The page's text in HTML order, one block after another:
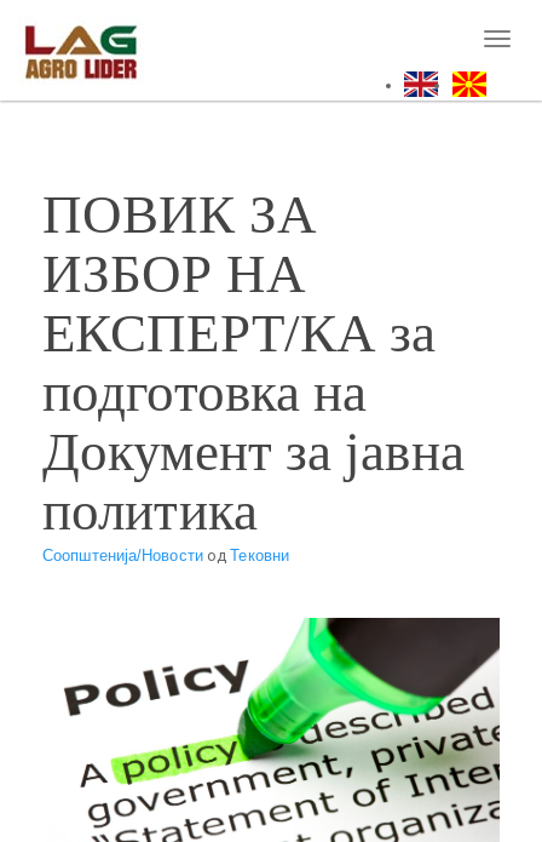
main
content
ПОВИК ЗА
ИЗБОР НА
ЕКСПЕРТ/КА за
подготовка на
Документ за јавна
политика
Соопштенија/НовостиодТековни